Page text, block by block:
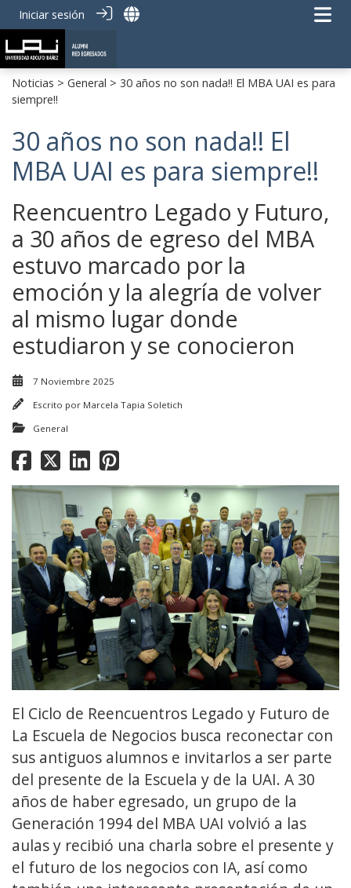
Iniciar sesión
Noticias > General > 30 años no son nada!! El MBA UAI es para
siempre!!
30 años no son nada!! El
MBA UAI es para siempre!!
Reencuentro Legado y Futuro,
a 30 años de egreso del MBA
estuvo marcado por la
emoción y la alegría de volver
al mismo lugar donde
estudiaron y se conocieron
7 Noviembre 2025
Escrito por Marcela Tapia Soletich
General
El Ciclo de Reencuentros Legado y Futuro de
La Escuela de Negocios busca reconectar con
sus antiguos alumnos e invitarlos a ser parte
del presente de la Escuela y de la UAI. A 30
años de haber egresado, un grupo de la
Generación 1994 del MBA UAI volvió a las
aulas y recibió una charla sobre el presente y
el futuro de los negocios con IA, así como